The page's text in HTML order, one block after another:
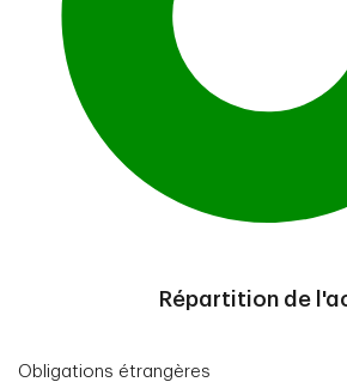
Répartition de
Obligations étrangères